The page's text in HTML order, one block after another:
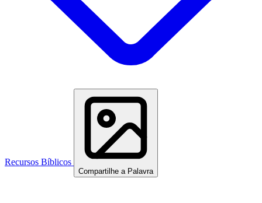
Recursos Bíblicos
Compartilhe a Palavra